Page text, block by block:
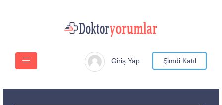
Giriş Yap Şimdi Katıl